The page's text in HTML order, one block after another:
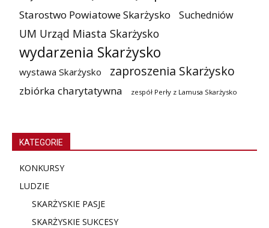
Starostwo Powiatowe Skarżysko Suchedniów
UM Urząd Miasta Skarżysko
wydarzenia Skarżysko
wystawa Skarżysko zaproszenia Skarżysko
zbiórka charytatywna zespół Perły z Lamusa Skarżysko
KATEGORIE
KONKURSY
LUDZIE
SKARŻYSKIE PASJE
SKARŻYSKIE SUKCESY